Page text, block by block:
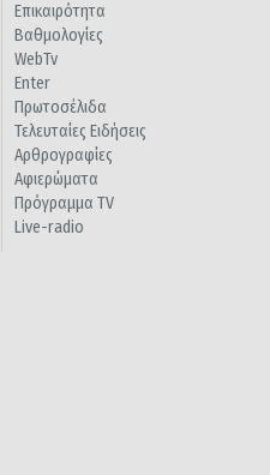
Επικαιρότητα
Βαθμολογίες
WebTv
Enter
Πρωτοσέλιδα
Τελευταίες Ειδήσεις
Αρθρογραφίες
Αφιερώματα
Πρόγραμμα TV
Live-radio